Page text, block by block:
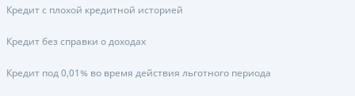
Кредит с плохой кредитной историей
Кредит без справки о доходах
Кредит под 0,01% во время действия льготного периода